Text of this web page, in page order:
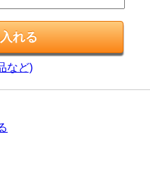
など)